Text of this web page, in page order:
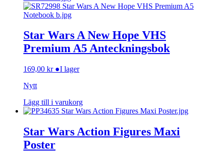
Star Wars A New Hope VHS
Premium A5 Anteckningsbok
169,00 kr ●I lager
Nytt
Lägg till i varukorg
Star Wars Action Figures Maxi
Poster